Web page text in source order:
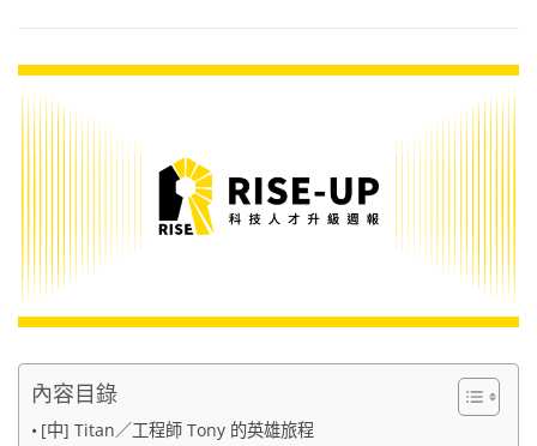
內容目錄
[中] Titan／工程師 Tony 的英雄旅程